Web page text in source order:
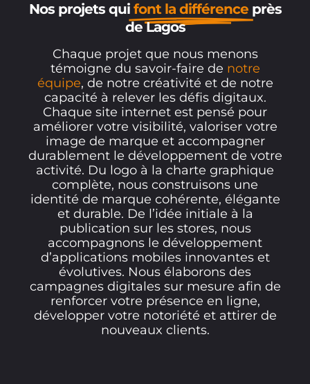
Nos projets qui font la différence près
de Lagos
Chaque projet que nous menons
témoigne du savoir-faire de notre
équipe, de notre créativité et de notre
capacité à relever les défis digitaux.
Chaque site internet est pensé pour
améliorer votre visibilité, valoriser votre
image de marque et accompagner
durablement le développement de votre
activité. Du logo à la charte graphique
complète, nous construisons une
identité de marque cohérente, élégante
et durable. De l’idée initiale à la
publication sur les stores, nous
accompagnons le développement
d’applications mobiles innovantes et
évolutives. Nous élaborons des
campagnes digitales sur mesure afin de
renforcer votre présence en ligne,
développer votre notoriété et attirer de
nouveaux clients.